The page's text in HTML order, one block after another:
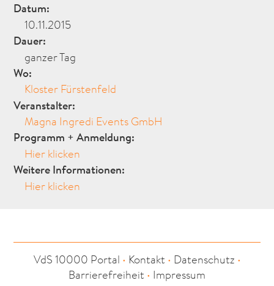
Datum:
10.11.2015
Dauer:
ganzer Tag
Wo:
Kloster Fürstenfeld
Veranstalter:
Magna Ingredi Events GmbH
Programm + Anmeldung:
Hier klicken
Weitere Informationen:
Hier klicken
VdS 10000 Portal • Kontakt • Datenschutz •
Barrierefreiheit • Impressum